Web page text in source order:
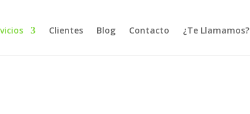
Clientes Blog Contacto ¿Te Llamamos?